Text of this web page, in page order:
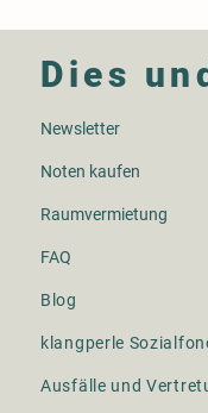
Dies
Newsletter
Noten kaufen
Raumvermietung
FAQ
Blog​
klangperle
Ausfälle und